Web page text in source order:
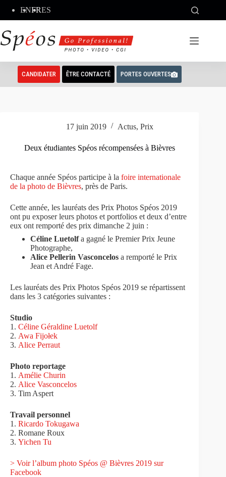
contenu
ENFRES
CANDIDATER ÊTRE CONTACTÉ PORTES OUVERTES
17 juin 2019 Actus, Prix
Deux étudiantes Spéos récompensées à Bièvres
Chaque année Spéos participe à la foire internationale
de la photo de Bièvres, près de Paris.
Cette année, les lauréats des Prix Photos Spéos 2019
ont pu exposer leurs photos et portfolios et deux d’entre
eux ont remporté des prix dimanche 2 juin :
Céline Luetolfa gagné le Premier Prix Jeune
Photographe,
Alice Pellerin Vasconcelos a remporté le Prix
Jean et André Fage.
Les lauréats des Prix Photos Spéos 2019 se répartissent
dans les 3 catégories suivantes :
Studio
1. Céline Géraldine Luetolf
2. Awa Fijołek
3. Alice Perraut
Photo reportage
1. Amélie Churin
2. Alice Vasconcelos
3. Tim Aspert
Travail personnel
1. Ricardo Tokugawa
2. Romane Roux
3. Yichen Tu
> Voir l’album photo Spéos @ Bièvres 2019 sur
Facebook